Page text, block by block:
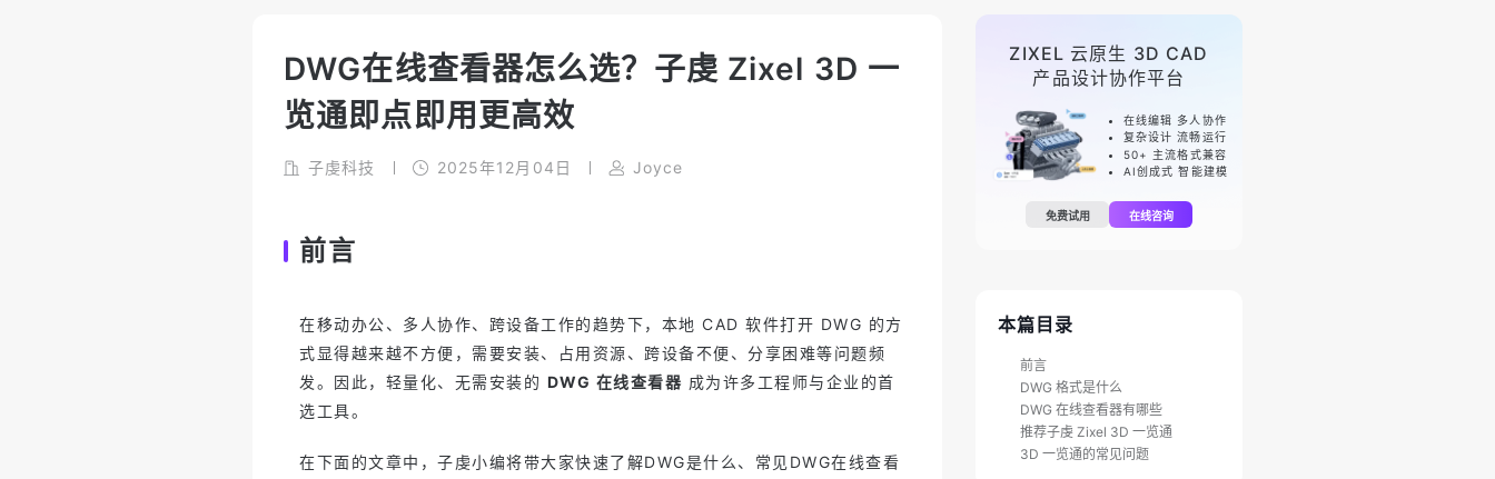
DWG在线查看器怎么选？子虔 Zixel 3D 一
览通即点即用更高效
子虔科技 2025年12月04日 Joyce
前言
在移动办公、多人协作、跨设备工作的趋势下，本地 CAD 软件打开 DWG 的方
式显得越来越不方便，需要安装、占用资源、跨设备不便、分享困难等问题频
发。因此，轻量化、无需安装的 DWG 在线查看器 成为许多工程师与企业的首
选工具。
在下面的文章中，子虔小编将带大家快速了解DWG是什么、常见DWG在线查看
ZIXEL 云原生 3D CAD
产品设计协作平台
在线编辑 多人协作
复杂设计 流畅运行
50+ 主流格式兼容
AI创成式 智能建模
免费试用 在线咨询
本篇目录
前言
DWG 格式是什么
DWG 在线查看器有哪些
推荐子虔 Zixel 3D 一览通
3D 一览通的常见问题